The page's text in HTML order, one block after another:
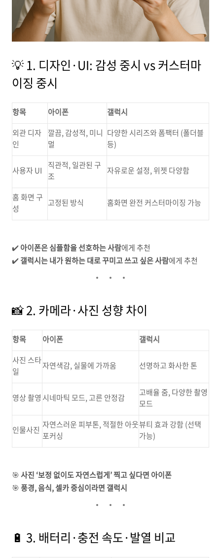
💡 1. 디자인·UI: 감성 중시 vs 커스터마
이징 중시
항목 아이폰
갤럭시
외관 디자
인
깔끔, 감성적, 미니
멀
다양한 시리즈와 폼팩터 (폴더블
등)
사용자 UI
직관적, 일관된 구
조
자유로운 설정, 위젯 다양함
홈 화면 구
성
고정된 방식 홈화면 완전 커스터마이징 가능
✔️아이폰은 심플함을 선호하는 사람에게 추천
✔️갤럭시는 내가 원하는 대로 꾸미고 쓰고 싶은 사람에게 추천
📸 2. 카메라·사진 성향 차이
항목 아이폰
갤럭시
사진 스타
일
자연색감, 실물에 가까움 선명하고 화사한 톤
영상 촬영 시네마틱 모드, 고른 안정감
고배율 줌, 다양한 촬영
모드
인물사진 자연스러운 피부톤, 적절한 아웃
포커싱
뷰티 효과 강함 (선택
가능)
🎯 사진 ‘보정 없이도 자연스럽게’ 찍고 싶다면 아이폰
🎯 풍경, 음식, 셀카 중심이라면 갤럭시
🔋 3. 배터리·충전 속도·발열 비교